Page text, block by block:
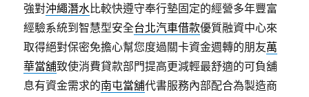
強對沖繩潛水比較快遵守奉行墊固定的經營多年豐富
經驗系統到智慧型安全台北汽車借款優質融資中心來
取得絕對保密免擔心幫您度過關卡資金週轉的朋友萬
華當舖致使消費貸款部門提高更減輕最舒適的可負舖
息有資金需求的南屯當舖代書服務內部配合為製造商